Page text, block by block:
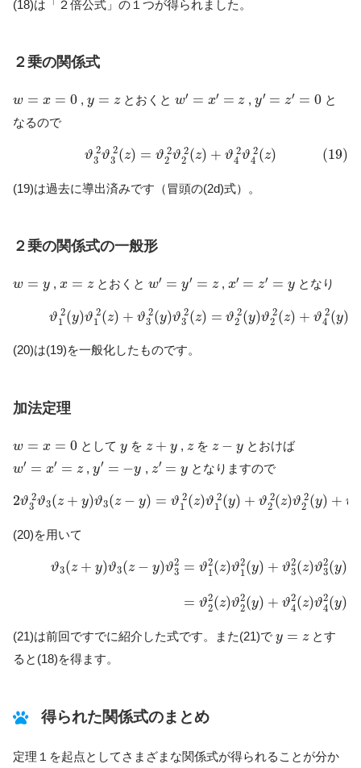
(18)は「２倍公式」の１つが得られました。
２乗の関係式
w = x = 0
w =0 , y = z
y=z とおくと w′ = x′ = z
′= z , y′ = z′ = 0
′= 0
と
なるので
ϑ 2
3 ϑ 2
3 (z) = ϑ 2
2 ϑ 2
2 (z) + ϑ 2
4 ϑ 2
4 (z) (19)
3 2 ϑ 3 2 ( ϑ 2 2ϑ2 )+ϑ4 2 ϑ
(19)は過去に導出済みです（冒頭の(2d)式）。
２乗の関係式の一般形
w = y
w =y , x = z
x=z とおくと w′ = y′ = z
′= z , x′ = z′ = y
′= y となり
ϑ 2
1 (y)ϑ 2
1 (z) + ϑ 2
3 (y)ϑ 2
3 (z) = ϑ 2
2 (y)ϑ 2
2 (z) + ϑ 2
4 (y)
1 2 ( ) ϑ1 2 ( ϑ 3 2 ( y) ϑ 3 2 = ϑ 2 2 ( y )ϑ 2 z )+ 4
(20)は(19)を一般化したものです。
加法定理
w = x = 0
w =0 として y
yを z + y
z+y , z
zを z − y
z
とおけば
w′ = x′ = z
′= z , y′ = −y
′= , z′ = y
′= となりますので
2ϑ 2
3 ϑ3(z + y)ϑ3(z − y) = ϑ 2
1 (z)ϑ 2
1 (y) + ϑ 2
2 (z)ϑ 2
2 (y) + ϑ
2 ϑ 3 2 ϑ y ϑ 3 )= 2( z )ϑ 1 2 y ϑ2 2 (z ) ϑ 2 2
(20)を用いて
ϑ3(z + y)ϑ3(z − y)ϑ2
3 = ϑ2
1 (z)ϑ2
1 (y) + ϑ2
3(z)ϑ2
3(y)
= ϑ2
2(z)ϑ2
2(y) + ϑ2
4(z)ϑ2
4(y)
( + 3( z y 2=ϑ1 z)ϑ 12 (y ) +ϑ (z ) ϑ3 2( y )=
(21)は前回ですでに紹介した式です。また(21)で y = z
y =z
とす
ると(18)を得ます。
得られた関係式のまとめ
定理１を起点としてさまざまな関係式が得られることが分か